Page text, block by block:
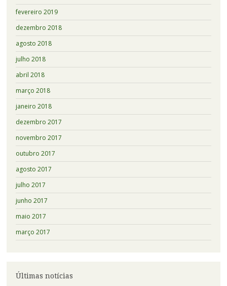
fevereiro 2019
dezembro 2018
agosto 2018
julho 2018
abril 2018
março 2018
janeiro 2018
dezembro 2017
novembro 2017
outubro 2017
agosto 2017
julho 2017
junho 2017
maio 2017
março 2017
Últimas notícias